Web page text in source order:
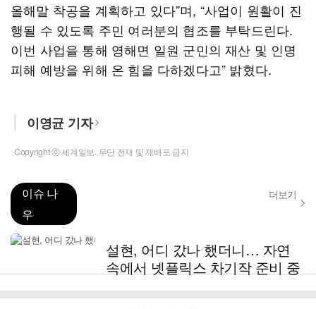
올해말 착공을 계획하고 있다”며, “사업이 원활이 진
행될 수 있도록 주민 여러분의 협조를 부탁드린다.
이번 사업을 통해 영해면 일원 군민의 재산 및 인명
피해 예방을 위해 온 힘을 다하겠다고” 밝혔다.
이영균 기자
Copyright ⓒ 세계일보. 무단 전재 및 재배포 금지
이슈 나
우
더보기
설현, 어디 갔나 했더니… 자연
속에서 넷플릭스 차기작 준비 중